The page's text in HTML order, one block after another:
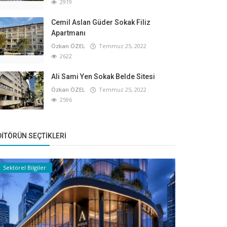
2919
Cemil Aslan Güder Sokak Filiz
Apartmanı
Özkan ÖZEL
Temmuz 25, 2022
2622
Ali Sami Yen Sokak Belde Sitesi
Özkan ÖZEL
Temmuz 25, 2022
2596
SEÇTIKLERI
Sektörel Bilgiler